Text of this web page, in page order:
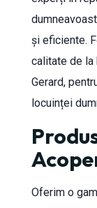
și eficiente.
calitate de la
Gerard,
locuinței
Oferim o